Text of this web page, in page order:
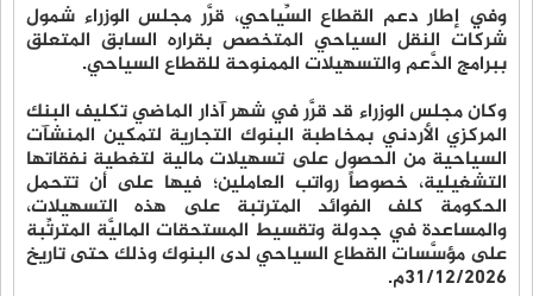
وفي إطار دعم القطاع السِّياحي، قرَّر مجلس الوزراء شمول
شركات النقل السياحي المتخصص بقراره السابق المتعلق
ببرامج الدَّعم والتسهيلات الممنوحة للقطاع السياحي.
وكان مجلس الوزراء قد قرَّر في شهر آذار الماضي تكليف البنك
المركزي الأردني بمخاطبة البنوك التجارية لتمكين المنشآت
السياحية من الحصول على تسهيلات مالية لتغطية نفقاتها
التشغيلية، خصوصاً رواتب العاملين؛ فيها على أن تتحمل
الحكومة كلف الفوائد المترتبة على هذه التسهيلات،
والمساعدة في جدولة وتقسيط المستحقات الماليَّة المترتِّبة
على مؤسَّسات القطاع السياحي لدى البنوك وذلك حتى تاريخ
31/12/2026م.